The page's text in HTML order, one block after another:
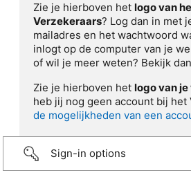
Zie je hierboven het logo van
Verzekeraars? Log dan in met
mailadres en het wachtwoord
inlogt op de computer van je
of wil je meer weten? Bekijk
Zie je hierboven het logo van
heb jij nog geen account bij het
de mogelijkheden van een
Sign-in options